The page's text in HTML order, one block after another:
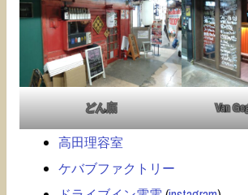
どん底 Van
高田理容室
ケバブファクトリー